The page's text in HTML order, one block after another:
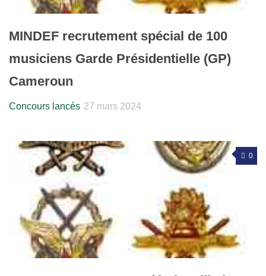
MINDEF recrutement spécial de 100
musiciens Garde Présidentielle (GP)
Cameroun
Concours lancés 27 mars 2024
0